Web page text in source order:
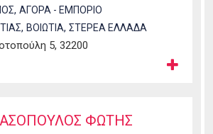
, ΑΓΟΡΑ - ΕΜΠΟΡΙΟ
, ΒΟΙΩΤΙΑ, ΣΤΕΡΕΑ ΕΛΛΑΔΑ
5, 32200
ΦΩΤΗΣ